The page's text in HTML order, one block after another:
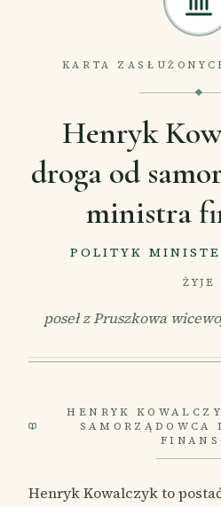
KARTA
Henryk
droga od
ministra
POLITYK
ŻYJE
poseł z Pruszkowa
HENRYK
Henryk Kowalczyk to